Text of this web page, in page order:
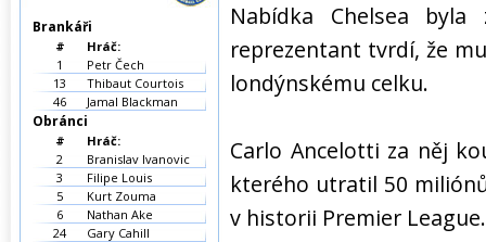
Nabídka Chelsea
reprezentant tvrdí, že
londýnskému celku.
Carlo Ancelotti za něj
kterého utratil 50
v historii Premier League.
Brankáři
#
Hráč:
1
Petr Čech
13
Thibaut Courtois
46
Jamal Blackman
Obránci
#
Hráč:
2
Branislav Ivanovic
3
Filipe Louis
5
Kurt Zouma
6
Nathan Ake
24
Gary Cahill